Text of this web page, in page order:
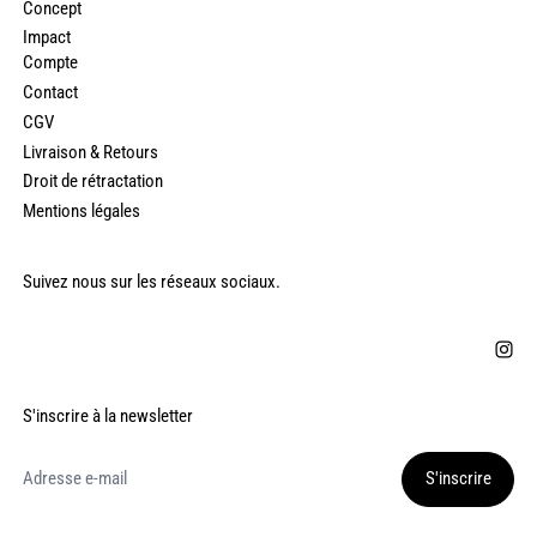
Concept
Impact
Compte
Contact
CGV
Livraison & Retours
Droit de rétractation
Mentions légales
Suivez nous sur les réseaux sociaux.
S'inscrire à la newsletter
S'inscrire